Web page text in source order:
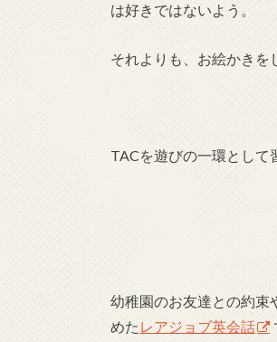
は好きではないよう。
それよりも、お絵かきを
TACを遊びの一環として
幼稚園のお友達との約束
めた レアジョブ英会話